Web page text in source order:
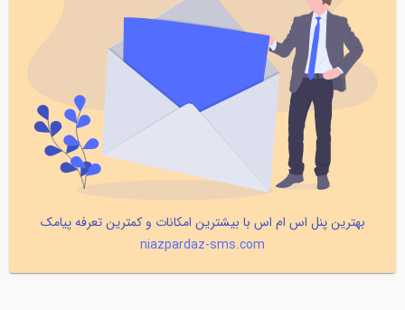
بهترین پنل اس ام اس با بیشترین امکانات و کمترین تعرفه پیامک
niazpardaz-sms.com